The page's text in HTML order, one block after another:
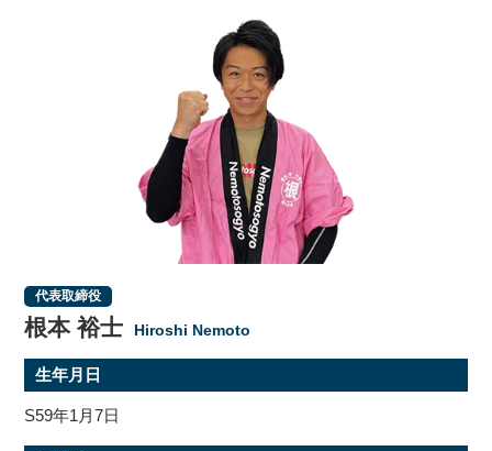
代表取締役
根本 裕士 Hiroshi Nemoto
生年月日
S59年1月7日